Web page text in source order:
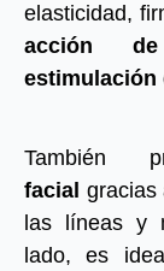
elasticidad,
acción
estimulación
También
facial gracias
las líneas y
lado, es